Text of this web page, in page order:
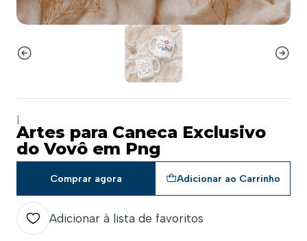
Artes para Caneca Exclusivo
do Vovô em Png
Adicionar ao Carrinho
Comprar agora
Adicionar à lista de favoritos